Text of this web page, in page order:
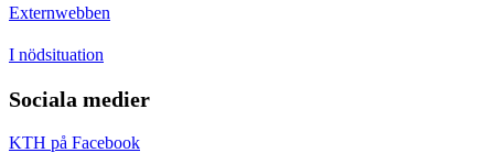
Externwebben
I nödsituation
Sociala medier
KTH på Facebook